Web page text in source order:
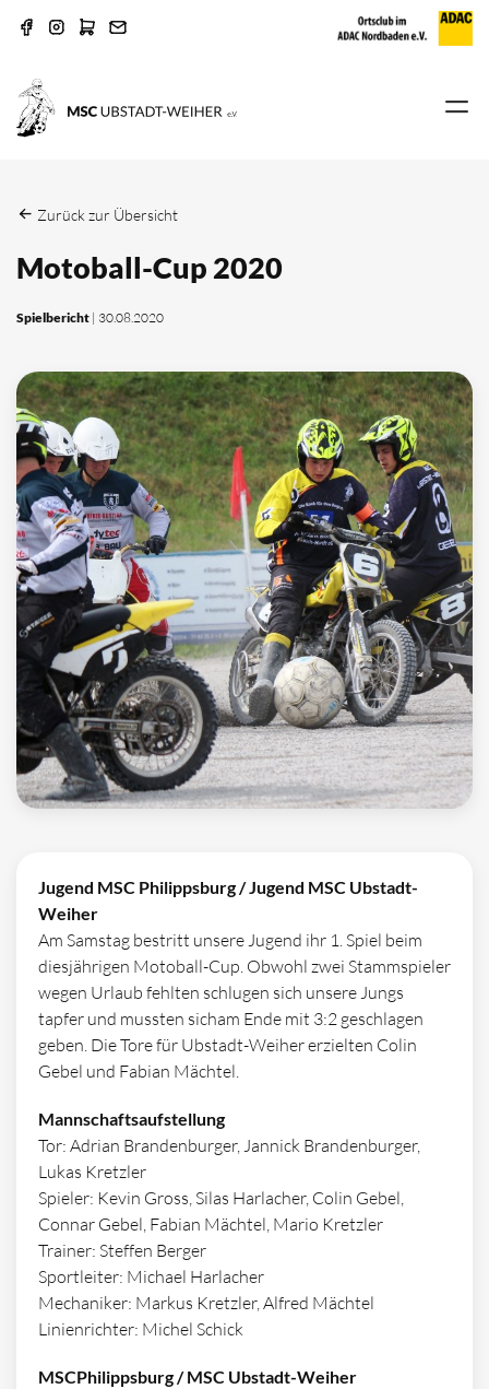
Zurück zur Übersicht
Motoball-Cup 2020
Spielbericht | 30.08.2020
Jugend MSC Philippsburg / Jugend MSC Ubstadt-
Weiher
Am Samstag bestritt unsere Jugend ihr 1. Spiel beim
diesjährigen Motoball-Cup. Obwohl zwei Stammspieler
wegen Urlaub fehlten schlugen sich unsere Jungs
tapfer und mussten sicham Ende mit 3:2 geschlagen
geben. Die Tore für Ubstadt-Weiher erzielten Colin
Gebel und Fabian Mächtel.
Mannschaftsaufstellung
Tor: Adrian Brandenburger, Jannick Brandenburger,
Lukas Kretzler
Spieler: Kevin Gross, Silas Harlacher, Colin Gebel,
Connar Gebel, Fabian Mächtel, Mario Kretzler
Trainer: Steffen Berger
Sportleiter: Michael Harlacher
Mechaniker: Markus Kretzler, Alfred Mächtel
Linienrichter: Michel Schick
MSCPhilippsburg / MSC Ubstadt-Weiher